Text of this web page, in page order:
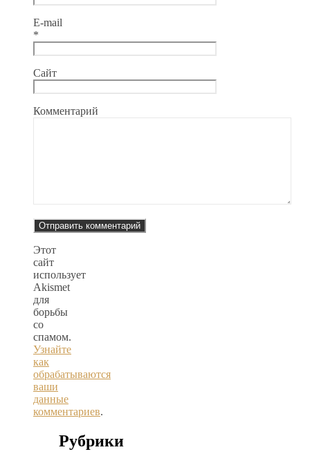
E-mail
*
Сайт
Комментарий
Этот
сайт
использует
Akismet
для
борьбы
со
спамом.
Узнайте
как
обрабатываются
ваши
данные
комментариев.
Рубрики